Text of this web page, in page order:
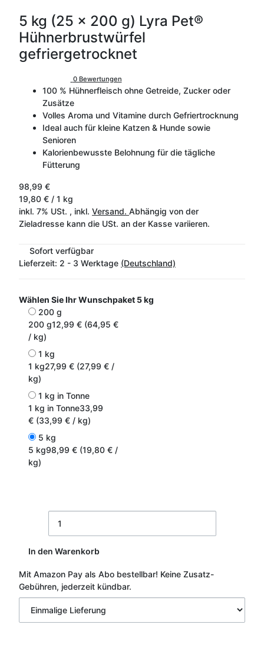
5 kg (25 x 200 g) Lyra Pet®
Hühnerbrustwürfel
gefriergetrocknet
0 Bewertungen
100 % Hühnerfleisch ohne Getreide, Zucker oder
Zusätze
Volles Aroma und Vitamine durch Gefriertrocknung
Ideal auch für kleine Katzen & Hunde sowie
Senioren
Kalorienbewusste Belohnung für die tägliche
Fütterung
98,99 €
19,80 € / 1 kg
inkl. 7% USt. , inkl. Versand. Abhängig von der
Zieladresse kann die USt. an der Kasse variieren.
Sofort verfügbar
Lieferzeit: 2 - 3 Werktage (Deutschland)
Wählen Sie Ihr Wunschpaket 5 kg
200 g
200 g12,99 € (64,95 €
/ kg)
1 kg
1 kg27,99 € (27,99 € /
kg)
1 kg in Tonne
1 kg in Tonne33,99
€ (33,99 € / kg)
5 kg
5 kg98,99 € (19,80 € /
kg)
In den Warenkorb
Mit Amazon Pay als Abo bestellbar! Keine Zusatz-
Gebühren, jederzeit kündbar.